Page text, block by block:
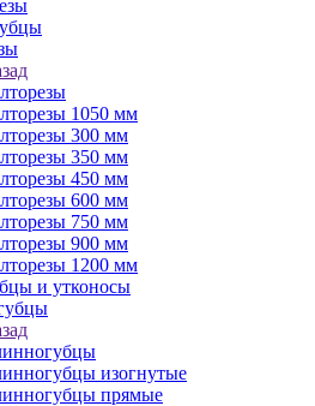
1050 мм
300 мм
350 мм
450 мм
600 мм
750 мм
900 мм
1200 мм
и утконосы
изогнутые
прямые